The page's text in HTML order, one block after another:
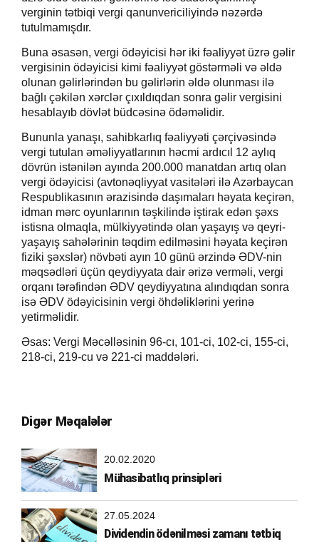
verginin tətbiqi vergi qanunvericiliyində nəzərdə
tutulmamışdır.
Buna əsasən, vergi ödəyicisi hər iki fəaliyyət üzrə gəlir
vergisinin ödəyicisi kimi fəaliyyət göstərməli və əldə
olunan gəlirlərindən bu gəlirlərin əldə olunması ilə
bağlı çəkilən xərclər çıxıldıqdan sonra gəlir vergisini
hesablayıb dövlət büdcəsinə ödəməlidir.
Bununla yanaşı, sahibkarlıq fəaliyyəti çərçivəsində
vergi tutulan əməliyyatlarının həcmi ardıcıl 12 aylıq
dövrün istənilən ayında 200.000 manatdan artıq olan
vergi ödəyicisi (avtonəqliyyat vasitələri ilə Azərbaycan
Respublikasının ərazisində daşımaları həyata keçirən,
idman mərc oyunlarının təşkilində iştirak edən şəxs
istisna olmaqla, mülkiyyətində olan yaşayış və qeyri-
yaşayış sahələrinin təqdim edilməsini həyata keçirən
fiziki şəxslər) növbəti ayın 10 günü ərzində ƏDV-nin
məqsədləri üçün qeydiyyata dair ərizə verməli, vergi
orqanı tərəfindən ƏDV qeydiyyatına alındıqdan sonra
isə ƏDV ödəyicisinin vergi öhdəliklərini yerinə
yetirməlidir.
Əsas: Vergi Məcəlləsinin 96-cı, 101-ci, 102-ci, 155-ci,
218-ci, 219-cu və 221-ci maddələri.
Digər Məqalələr
20.02.2020
Mühasibatlıq prinsipləri
27.05.2024
Dividendin ödənilməsi zamanı tətbiq